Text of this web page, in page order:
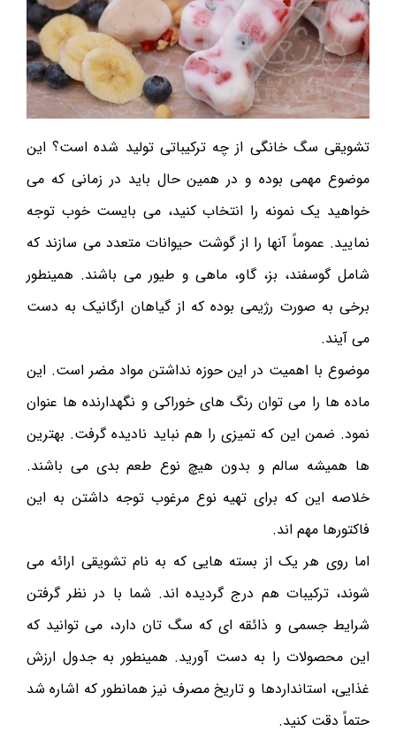
تشویقی سگ خانگی از چه ترکیباتی تولید شده است؟ این
موضوع مهمی بوده و در همین حال باید در زمانی که می
خواهید یک نمونه را انتخاب کنید، می بایست خوب توجه
نمایید. عموماً آنها را از گوشت حیوانات متعدد می سازند که
شامل گوسفند، بز، گاو، ماهی و طیور می باشند. همینطور
برخی به صورت رژیمی بوده که از گیاهان ارگانیک به دست
می آیند.
موضوع با اهمیت در این حوزه نداشتن مواد مضر است. این
ماده ها را می توان رنگ های خوراکی و نگهدارنده ها عنوان
نمود. ضمن این که تمیزی را هم نباید نادیده گرفت. بهترین
ها همیشه سالم و بدون هیچ نوع طعم بدی می باشند.
خلاصه این که برای تهیه نوع مرغوب توجه داشتن به این
فاکتورها مهم اند.
اما روی هر یک از بسته هایی که به نام تشویقی ارائه می
شوند، ترکیبات هم درج گردیده اند. شما با در نظر گرفتن
شرایط جسمی و ذائقه ای که سگ تا‌ن دارد، می توانید که
این محصولات را به دست آورید. همینطور به جدول ارزش
غذایی، استانداردها و تاریخ مصرف نیز همانطور که اشاره شد
حتماً دقت کنید.